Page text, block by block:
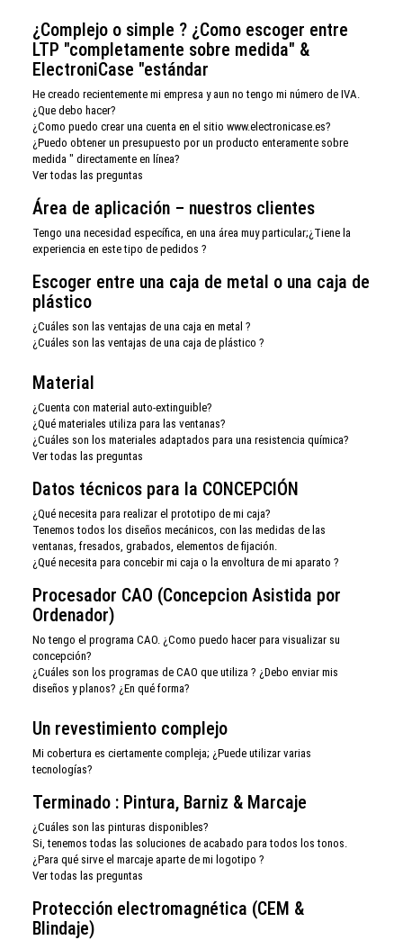
¿Complejo o simple ? ¿Como escoger entre
LTP "completamente sobre medida" &
ElectroniCase "estándar
He creado recientemente mi empresa y aun no tengo mi número de IVA.
¿Que debo hacer?
¿Como puedo crear una cuenta en el sitio www.electronicase.es?
¿Puedo obtener un presupuesto por un producto enteramente sobre
medida " directamente en línea?
Ver todas las preguntas
Área de aplicación – nuestros clientes
Tengo una necesidad específica, en una área muy particular;¿Tiene la
experiencia en este tipo de pedidos ?
Escoger entre una caja de metal o una caja de
plástico
¿Cuáles son las ventajas de una caja en metal ?
¿Cuáles son las ventajas de una caja de plástico ?
Material
¿Cuenta con material auto-extinguible?
¿Qué materiales utiliza para las ventanas?
¿Cuáles son los materiales adaptados para una resistencia química?
Ver todas las preguntas
Datos técnicos para la CONCEPCIÓN
¿Qué necesita para realizar el prototipo de mi caja?
Tenemos todos los diseños mecánicos, con las medidas de las
ventanas, fresados, grabados, elementos de fijación.
¿Qué necesita para concebir mi caja o la envoltura de mi aparato ?
Procesador CAO (Concepcion Asistida por
Ordenador)
No tengo el programa CAO. ¿Como puedo hacer para visualizar su
concepción?
¿Cuáles son los programas de CAO que utiliza ? ¿Debo enviar mis
diseños y planos? ¿En qué forma?
Un revestimiento complejo
Mi cobertura es ciertamente compleja; ¿Puede utilizar varias
tecnologías?
Terminado : Pintura, Barniz & Marcaje
¿Cuáles son las pinturas disponibles?
Si, tenemos todas las soluciones de acabado para todos los tonos.
¿Para qué sirve el marcaje aparte de mi logotipo ?
Ver todas las preguntas
Protección electromagnética (CEM &
Blindaje)